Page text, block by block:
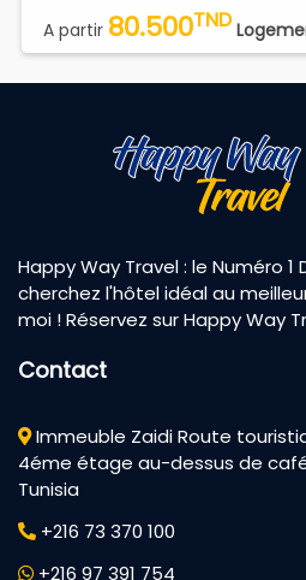
A partir 80.500TND
Happy Way Travel : le Numéro 1
cherchez l'hôtel idéal au
moi ! Réservez sur Happy Way
Contact
Immeuble Zaidi Route
4éme étage au-dessus de
Tunisia
+216 73 370 100
+216 97 391 754